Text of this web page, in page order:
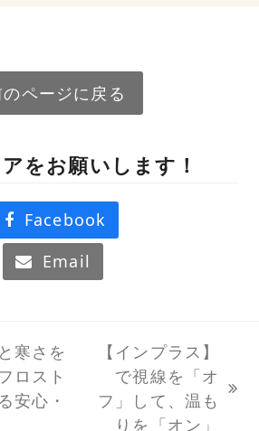
ページに戻る
をお願いします！
Facebook
Email
寒さを
ロスト
安心・
next
post:
【インプラス】
で視線を「オ
フ」して、温も
りを「オン」